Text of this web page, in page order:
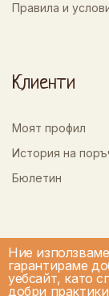
Ние
гарантираме
уебсайт, като
добри
Правила и
Клиенти
Моят профил
История на
Бюлетин